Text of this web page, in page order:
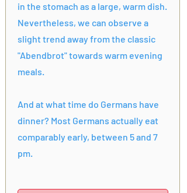
in the stomach as a large, warm dish.
Nevertheless, we can observe a
slight trend away from the classic
"Abendbrot" towards warm evening
meals.
And at what time do Germans have
dinner? Most Germans actually eat
comparably early, between 5 and 7
pm.